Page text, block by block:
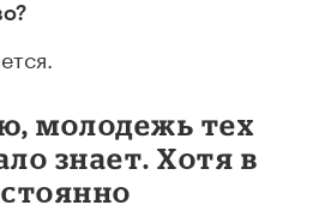
молодежь тех
знает. Хотя в